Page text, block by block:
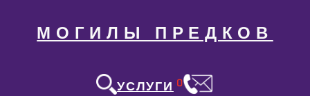
МОГИЛЫ ПРЕДКОВ
УСЛУГИ 0